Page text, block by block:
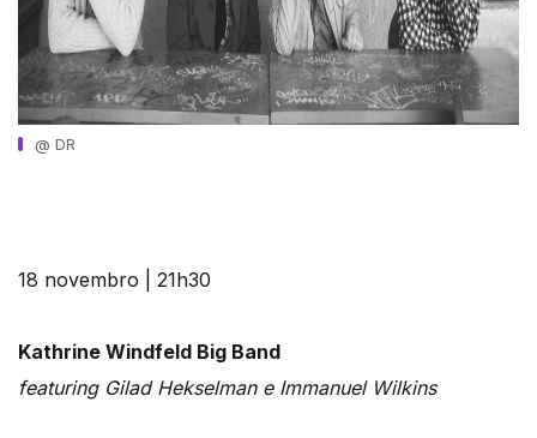
@ DR
18 novembro | 21h30
Kathrine Windfeld Big Band
featuring Gilad Hekselman e Immanuel Wilkins